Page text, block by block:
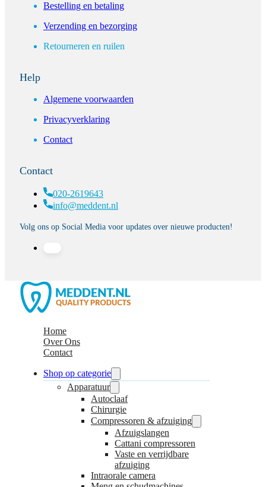
Bestelling en betaling
Verzending en bezorging
Retourneren en ruilen
Help
Algemene voorwaarden
Privacyverklaring
Contact
Contact
020-2619643
info@meddent.nl
Volg ons op Social Media voor updates over nieuwe producten!
Home
Over Ons
Contact
Shop op categorie
Apparatuur
Autoclaaf
Chirurgie
Compressoren & afzuiging
Afzuigslangen
Cattani compressoren
Vaste en verrijdbare
afzuiging
Intraorale camera